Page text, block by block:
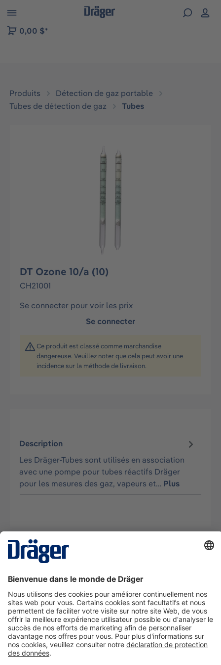
to B2B platform navigation
0,00 $*
Produits
Détection de gaz portable
Tubes de détection de gaz
Tubes
Ignorer la galerie d'images
DT Ozone 10/a (10)
CH21001
Se connecter pour voir les prix
Se connecter
Ce produit est classé comme marchandise
dangereuse. Veuillez noter que cela peut avoir une
incidence sur la méthode de livraison.
Description
Les Dräger-Tubes sont utilisés en association
avec une pompe pour tubes réactifs Dräger
pour les mesures des gaz, vapeurs et… Plus
La technologie
Nous contacter
A propos de Dräger
Informations